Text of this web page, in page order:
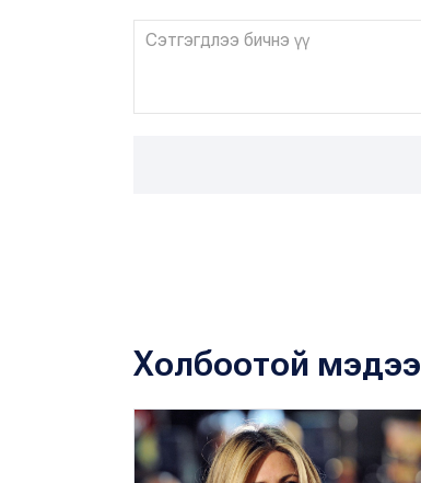
Холбоотой мэдээ